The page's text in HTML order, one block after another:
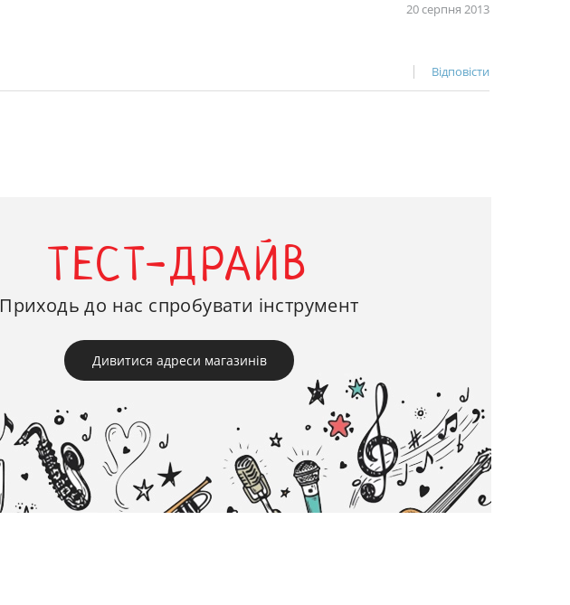
20 серпня 2013
Відповісти
ТЕСТ-ДРАЙВ
Приходь до нас спробувати інструмент
Дивитися адреси магазинів